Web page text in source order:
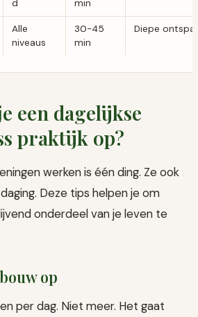
d min
Alle
niveaus
30-45
min
Diepe
een dagelijkse
praktijk op?
werken is één ding. Ze ook
Deze tips helpen je om
onderdeel van je leven te
op
per dag. Niet meer. Het gaat